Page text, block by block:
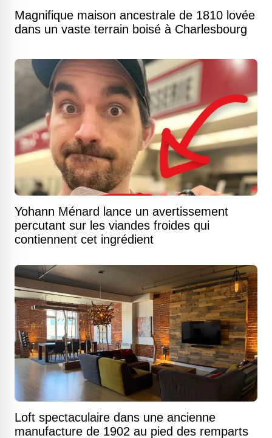
Magnifique maison ancestrale de 1810 lovée
dans un vaste terrain boisé à Charlesbourg
Yohann Ménard lance un avertissement
percutant sur les viandes froides qui
contiennent cet ingrédient
Loft spectaculaire dans une ancienne
manufacture de 1902 au pied des remparts